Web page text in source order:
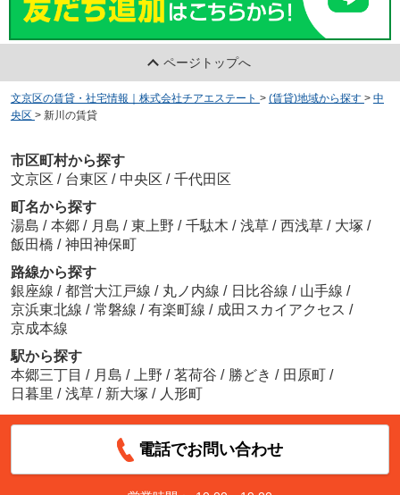
ページトップへ
文京区の賃貸・社宅情報｜株式会社チアエステート > (賃貸)地域から探す > 中
央区 > 新川の賃貸
市区町村から探す
文京区 / 台東区 / 中央区 / 千代田区
町名から探す
湯島 / 本郷 / 月島 / 東上野 / 千駄木 / 浅草 / 西浅草 / 大塚 /
飯田橋 / 神田神保町
路線から探す
銀座線 / 都営大江戸線 / 丸ノ内線 / 日比谷線 / 山手線 /
京浜東北線 / 常磐線 / 有楽町線 / 成田スカイアクセス /
京成本線
駅から探す
本郷三丁目 / 月島 / 上野 / 茗荷谷 / 勝どき / 田原町 /
日暮里 / 浅草 / 新大塚 / 人形町
電話でお問い合わせ